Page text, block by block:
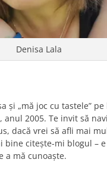
Denisa Lala
și „mă joc cu tastele” pe
anul 2005. Te invit să
dacă vrei să afli mai
bine citește-mi blogul –
a mă cunoaște.